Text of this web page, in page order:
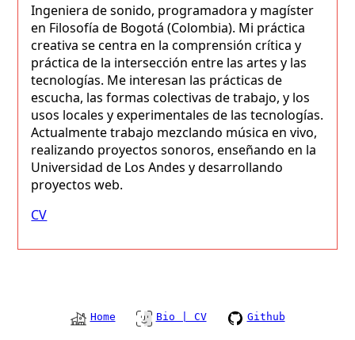
Ingeniera de sonido, programadora y magíster
en Filosofía de Bogotá (Colombia). Mi práctica
creativa se centra en la comprensión crítica y
práctica de la intersección entre las artes y las
tecnologías. Me interesan las prácticas de
escucha, las formas colectivas de trabajo, y los
usos locales y experimentales de las tecnologías.
Actualmente trabajo mezclando música en vivo,
realizando proyectos sonoros, enseñando en la
Universidad de Los Andes y desarrollando
proyectos web.
CV
Home Bio | CV Github